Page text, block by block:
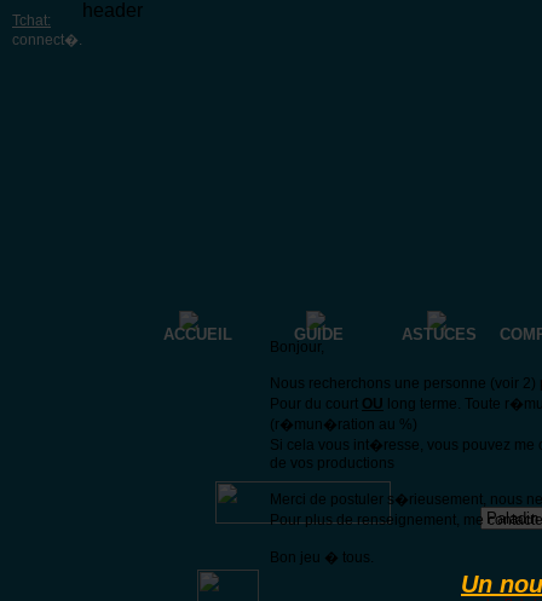
Tchat:
connect�.
header
ACCUEIL GUIDE ASTUCES
Bonjour,
Nous recherchons une personne (voir
Pour du court OU long terme. Toute
(r�mun�ration au %)
Si cela vous int�resse, vous pouvez
de vos productions
Merci de postuler s�rieusement, nous
Pour plus de renseignement, me
Bon jeu � tous.
Un